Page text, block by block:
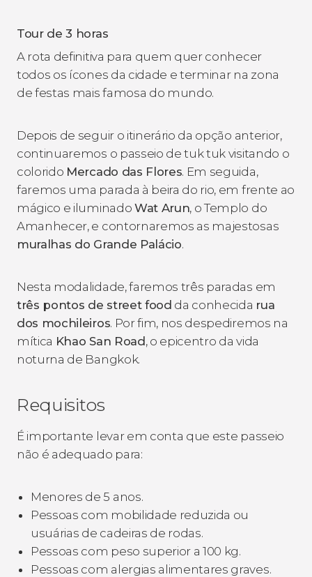
Tour de 3 horas
A rota definitiva para quem quer conhecer
todos os ícones da cidade e terminar na zona
de festas mais famosa do mundo.
Depois de seguir o itinerário da opção anterior,
continuaremos o passeio de tuk tuk visitando o
colorido Mercado das Flores. Em seguida,
faremos uma parada à beira do rio, em frente ao
mágico e iluminado Wat Arun, o Templo do
Amanhecer, e contornaremos as majestosas
muralhas do Grande Palácio.
Nesta modalidade, faremos três paradas em
três pontos de street food da conhecida rua
dos mochileiros. Por fim, nos despediremos na
mítica Khao San Road, o epicentro da vida
noturna de Bangkok.
Requisitos
É importante levar em conta que este passeio
não é adequado para:
Menores de 5 anos.
Pessoas com mobilidade reduzida ou
usuárias de cadeiras de rodas.
Pessoas com peso superior a 100 kg.
Pessoas com alergias alimentares graves.